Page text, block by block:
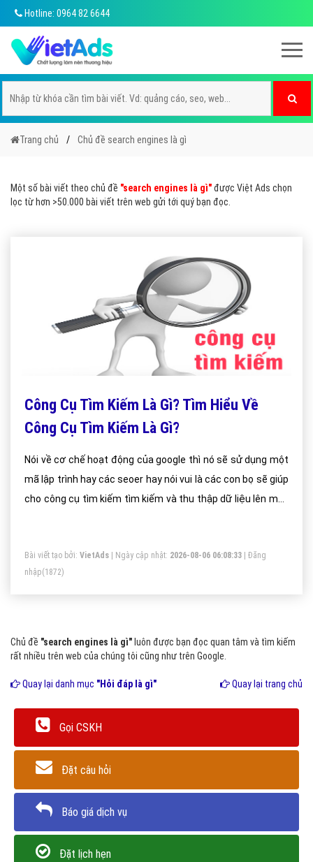
Hotline: 0964 82 6644
Trang chủ Chủ đề search engines là gì
Một số bài viết theo chủ đề "search engines là gì"được Việt Ads chọn
lọc từ hơn >50.000 bài viết trên web gửi tới quý bạn đọc.
Công Cụ Tìm Kiếm Là Gì? Tìm Hiểu Về
Công Cụ Tìm Kiếm Là Gì?
Nói về cơ chế hoạt động của google thì nó sẽ sử dụng một
mã lập trình hay các seoer hay nói vui là các con bọ sẽ giúp
cho công cụ tìm kiếm tìm kiếm và thu thập dữ liệu lên máy
xuất đến kết quả cần thiết cho người dùng.
Bài viết tạo bởi: VietAds | Ngày cập nhật: 2026-08-06 06:08:33
Đăng
nhập(1872)
Chủ đề "search engines là gì" luôn được bạn đọc quan tâm và tìm kiếm
rất nhiều trên web của chúng tôi cũng như trên Google.
Quay lại danh mục "Hỏi đáp là gì" Quay lại trang chủ
Gọi CSKH
Đặt câu hỏi
Báo giá dịch vụ
Đặt lịch hẹn